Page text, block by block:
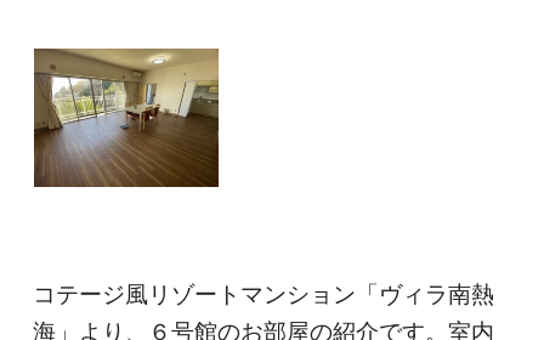
コテージ風リゾートマンション「ヴィラ南熱
海」より、６号館のお部屋の紹介です。室内